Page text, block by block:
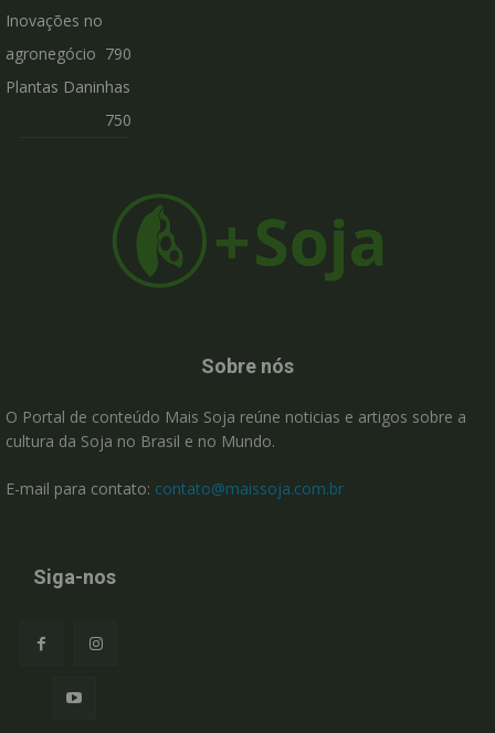
Inovações no
agronegócio 790
Plantas Daninhas
750
Sobre nós
O Portal de conteúdo Mais Soja reúne noticias e artigos sobre a
cultura da Soja no Brasil e no Mundo.
E-mail para contato: contato@maissoja.com.br
Siga-nos